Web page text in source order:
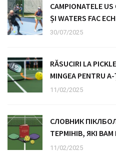
CAMPIONATELE
ȘI WATERS FAC
30/07/2025
RĂSUCIRI LA
MINGEA PENTRU
11/02/2025
СЛОВНИК
ТЕРМІНІВ, ЯКІ
11/02/2025